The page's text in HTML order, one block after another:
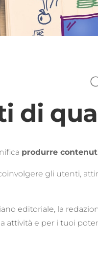
di
produrre
gli utenti,
editoriale, la
attività e per i tuoi